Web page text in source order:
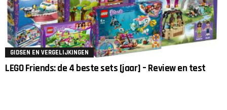
GIDSEN EN VERGELIJKINGEN
LEGO Friends: de 4 beste sets [jaar] – Review en test